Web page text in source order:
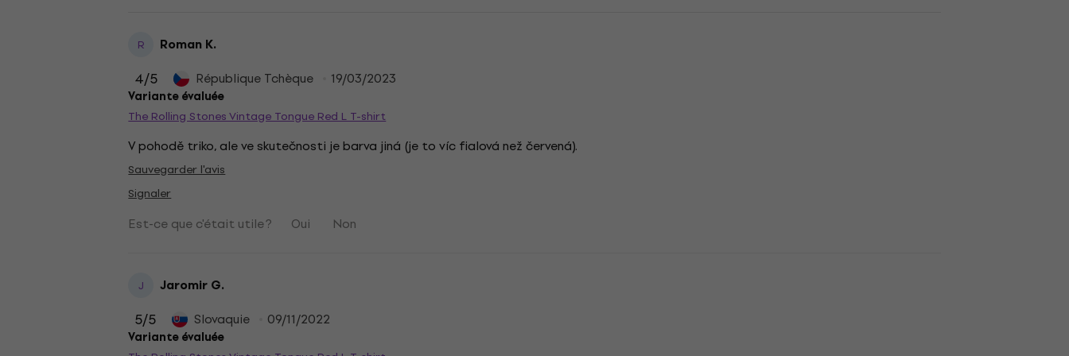
R Roman K.
4/5 République Tchèque 19/03/2023
Variante évaluée
The Rolling Stones Vintage Tongue Red L T-shirt
V pohodě triko, ale ve skutečnosti je barva jiná (je to víc fialová než červená).
Sauvegarder l'avis
Signaler
Est-ce que c'était utile ? Oui Non
J Jaromir G.
5/5 Slovaquie 09/11/2022
Variante évaluée